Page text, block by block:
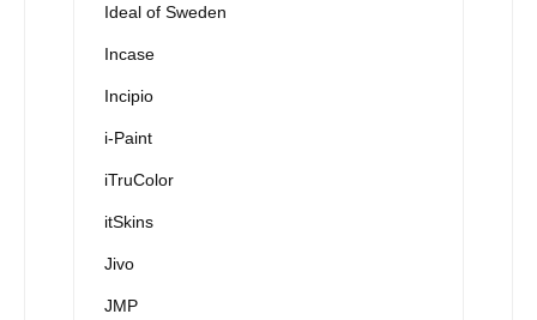
Ideal of Sweden
Incase
Incipio
i-Paint
iTruColor
itSkins
Jivo
JMP